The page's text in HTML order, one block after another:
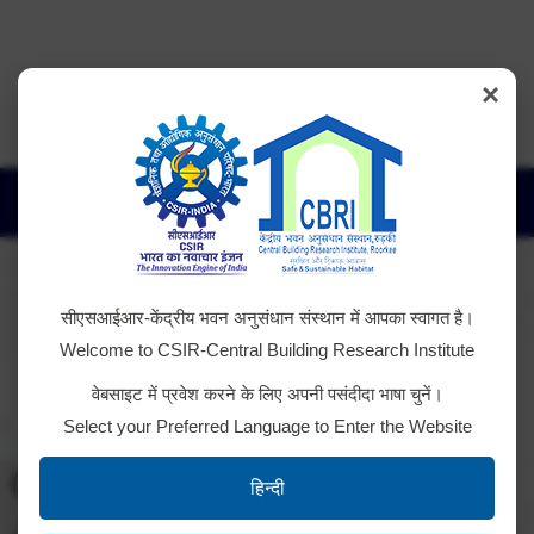
Copyright @ 2026, CSIR - Central Building Research Institute,
Roorkee
×
सीएसआईआर-केंद्रीय भवन अनुसंधान संस्थान में आपका स्वागत है।
Welcome to CSIR-Central Building Research Institute
वेबसाइट में प्रवेश करने के लिए अपनी पसंदीदा भाषा चुनें।
Select your Preferred Language to Enter the Website
हिन्दी